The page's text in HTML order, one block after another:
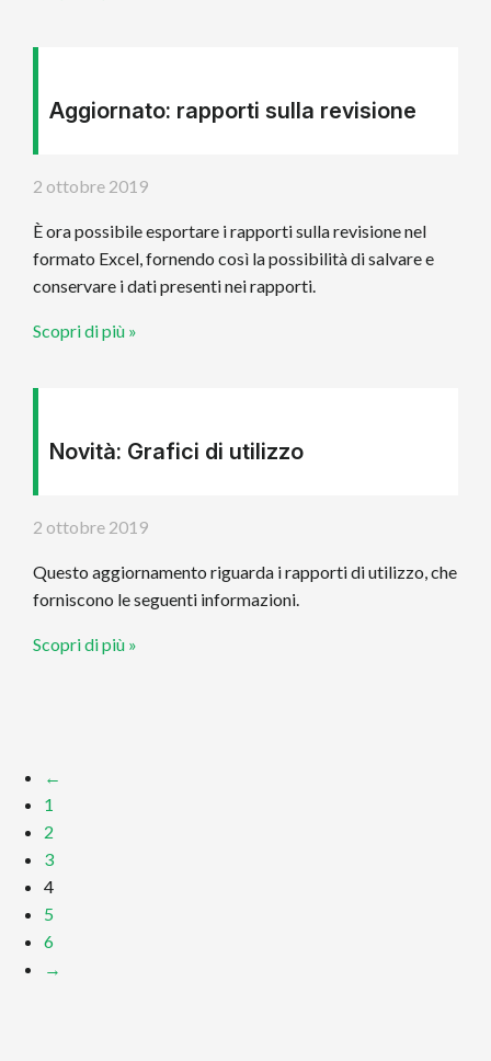
Aggiornato: rapporti sulla revisione
2 ottobre 2019
È ora possibile esportare i rapporti sulla revisione nel
formato Excel, fornendo così la possibilità di salvare e
conservare i dati presenti nei rapporti.
Scopri di più »
Novità: Grafici di utilizzo
2 ottobre 2019
Questo aggiornamento riguarda i rapporti di utilizzo, che
forniscono le seguenti informazioni.
Scopri di più »
←
1
2
3
4
5
6
→